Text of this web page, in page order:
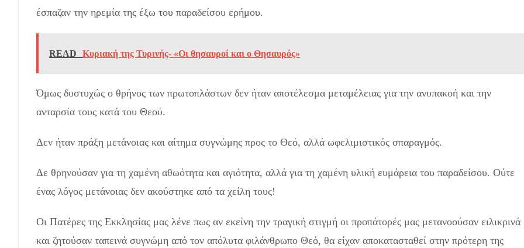
έσπαζαν την ηρεμία της έξω του παραδείσου ερήμου.
READ Κυριακή της Τυρινής- «Οι θησαυροί και ο Θησαυρός»
Όμως δυστυχώς ο θρήνος των πρωτοπλάστων δεν ήταν αποτέλεσμα μεταμέλειας για την ανυπακοή και την
ανταρσία τους κατά του Θεού.
Δεν ήταν πράξη μετάνοιας και αίτημα συγνώμης προς το Θεό, αλλά ωφελιμιστικός σπαραγμός.
Δε θρηνούσαν για τη χαμένη αθωότητα και αγιότητα, αλλά για τη χαμένη υλική ευμάρεια του παραδείσου. Ούτε
ένας λόγος μετάνοιας δεν ακούστηκε από τα χείλη τους!
Οι Πατέρες της Εκκλησίας μας λένε πως αν εκείνη την τραγική στιγμή οι προπάτορές μας μετανοούσαν ειλικρινά
και ζητούσαν ταπεινά συγνώμη από τον απόλυτα φιλάνθρωπο Θεό, θα είχαν αποκατασταθεί στην πρότερη της